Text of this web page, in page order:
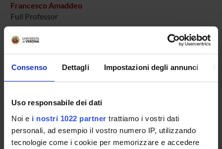
Consenso Dettagli Impostazioni degli annunci
Uso responsabile dei dati
Noi e i nostri 1022 partner trattiamo i vostri dati
personali, ad esempio il vostro numero IP, utilizzando
tecnologie come i cookie per memorizzare e accedere
Francesco Amaddeo
Full Professor
Technical-administrative staff
Antonio Lasalvia
Mirella Ruggeri
Michele Tansella